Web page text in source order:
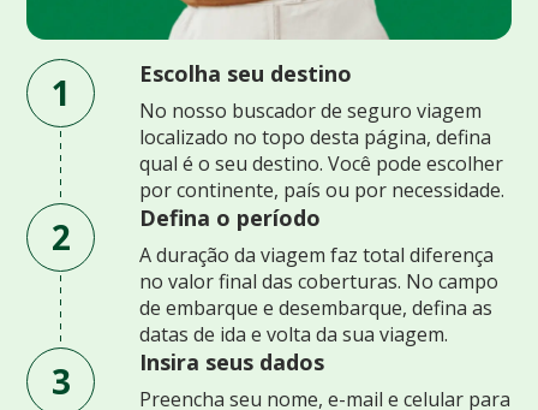
1 Escolha seu destino
No nosso buscador de seguro viagem
localizado no topo desta página, defina
qual é o seu destino. Você pode escolher
por continente, país ou por necessidade.
2 Defina o período
A duração da viagem faz total diferença
no valor final das coberturas. No campo
de embarque e desembarque, defina as
datas de ida e volta da sua viagem.
3 Insira seus dados
Preencha seu nome, e-mail e celular para